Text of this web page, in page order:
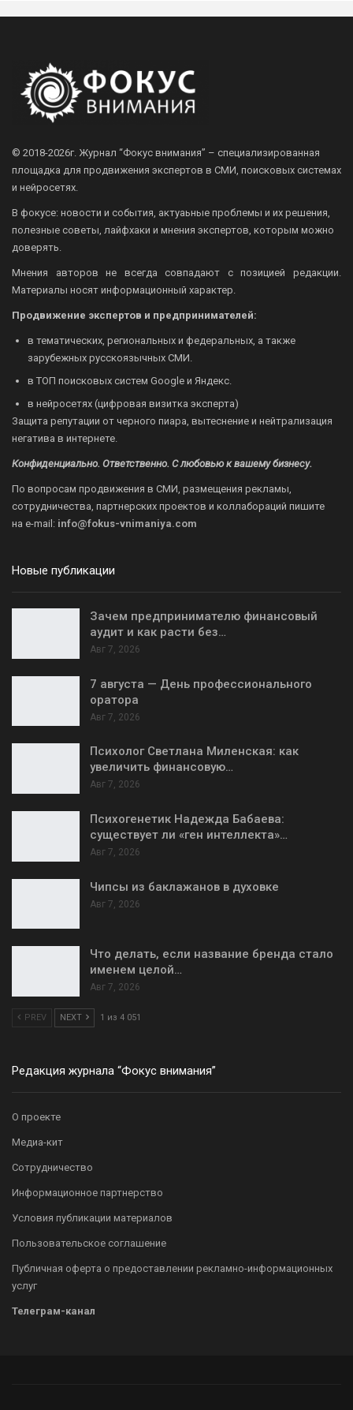
© 2018-2026г. Журнал “Фокус внимания” – специализированная
площадка для продвижения экспертов в СМИ, поисковых системах
и нейросетях.
В фокусе: новости и события, актуаьные проблемы и их решения,
полезные советы, лайфхаки и мнения экспертов, которым можно
доверять.
Мнения авторов не всегда совпадают с позицией редакции.
Материалы носят информационный характер.
Продвижение экспертов и предпринимателей:
в тематических, региональных и федеральных, а также
зарубежных русскоязычных СМИ.
в ТОП поисковых систем Google и Яндекс.
в нейросетях (цифровая визитка эксперта)
Защита репутации от черного пиара, вытеснение и нейтрализация
негатива в интернете.
Конфиденциально. Ответственно. С любовью к вашему бизнесу.
По вопросам продвижения в СМИ, размещения рекламы,
сотрудничества, партнерских проектов и коллабораций пишите
на e-mail: info@fokus-vnimaniya.com
Новые публикации
Зачем предпринимателю финансовый
аудит и как расти без…
Авг 7, 2026
7 августа — День профессионального
оратора
Авг 7, 2026
Психолог Светлана Миленская: как
увеличить финансовую…
Авг 7, 2026
Психогенетик Надежда Бабаева:
существует ли «ген интеллекта»…
Авг 7, 2026
Чипсы из баклажанов в духовке
Авг 7, 2026
Что делать, если название бренда стало
именем целой…
Авг 7, 2026
PREV NEXT 1 из 4 051
Редакция журнала “Фокус внимания”
О проекте
Медиа-кит
Сотрудничество
Информационное партнерство
Условия публикации материалов
Пользовательское соглашение
Публичная оферта о предоставлении рекламно-информационных
услуг
Телеграм-канал